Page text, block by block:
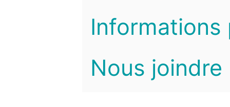
Informations
Nous joindre